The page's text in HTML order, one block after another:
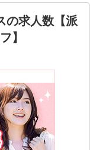
求人数【派
】